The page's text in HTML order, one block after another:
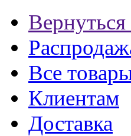
Все
Клиентам
Доставка